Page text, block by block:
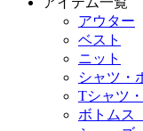
アウター
ベスト
ニット
シャツ・
Tシャツ
ボトムス